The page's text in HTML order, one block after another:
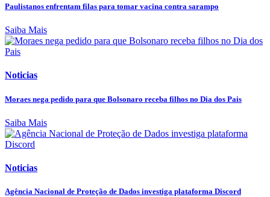
Paulistanos enfrentam filas para tomar vacina contra sarampo
Saiba Mais
Noticias
Moraes nega pedido para que Bolsonaro receba filhos no Dia dos Pais
Saiba Mais
Noticias
Agência Nacional de Proteção de Dados investiga plataforma Discord